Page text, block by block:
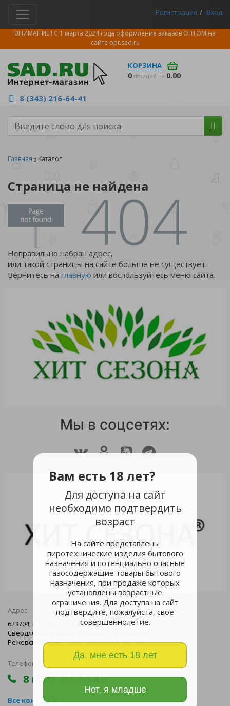
Вам есть 18 лет?
Для доступа на сайт
необходимо подтвердить
возраст
На сайте представлены
пиротехнические изделия бытового
назначения и потенциально опасные
газосодержащие товары бытового
назначения, при продаже которых
установлены возрастные
ограничения. Для доступа на сайт
подтвердите, пожалуйста, свое
совершеннолетие.
Да, мне есть 18 лет
Нет, я младше
Регистрация Вход
ВНИМАНИЕ ! С 1 марта 2024 года оформление заказов ОПТОМ на
сайте opt.sad.ru
КОРЗИНА
0 позиций на 0.00
8 (343) 216-64-41
Главная Каталог
Страница не найдена
Неправильно набран адрес,
или такой страницы на сайте больше не существует.
Вернитесь на главную или воспользуйтесь меню сайта.
Мы в соцсетях:
Центральный офис
Адрес
623704, Российская Федерация,
Свердловская область, город Березовский
Режевской тракт 15км., здание 5А, оф. 203
Телефон
8 (343) 216-64-41
Все контакты